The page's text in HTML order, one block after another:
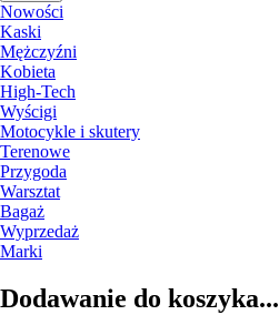
Nowości
Kaski
Mężczyźni
Kobieta
High-Tech
Wyścigi
Motocykle i skutery
Terenowe
Przygoda
Warsztat
Bagaż
Wyprzedaż
Marki
Dodawanie do koszyka...